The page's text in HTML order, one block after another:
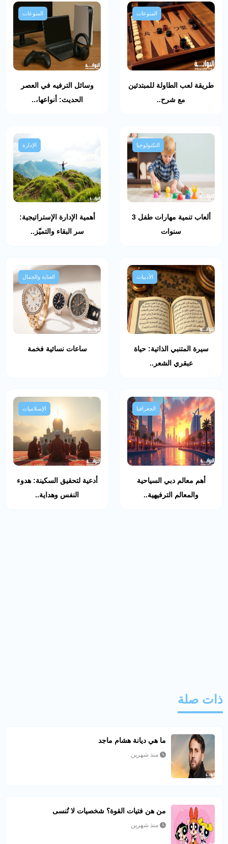
المنوعات
طريقة لعب الطاولة للمبتدئين
مع شرح..
المنوعات
وسائل الترفيه في العصر
الحديث: أنواعها،..
التكنولوجيا
ألعاب تنمية مهارات طفل 3
سنوات
الإدارة
أهمية الإدارة الإستراتيجية:
سر البقاء والتميّز..
الأدبيات
سيرة المتنبي الذاتية: حياة
عبقري الشعر..
العناية والجمال
ساعات نسائية فخمة
الجغرافيا
أهم معالم دبي السياحية
والمعالم الترفيهية..
الإسلاميات
أدعية لتحقيق السكينة: هدوء
النفس وهداية..
ذات صلة
ما هي ديانة هشام ماجد
منذ شهرين
من هن فتيات القوة؟ شخصيات لا تُنسى
منذ شهرين